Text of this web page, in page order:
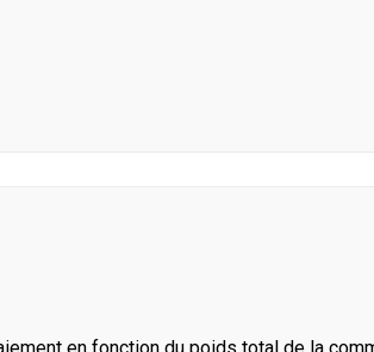
en fonction du poids total de la